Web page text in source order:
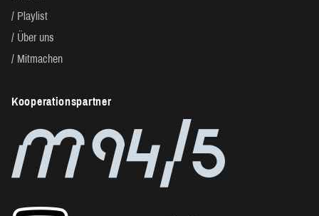
Playlist
Über uns
Mitmachen
Kooperationspartner